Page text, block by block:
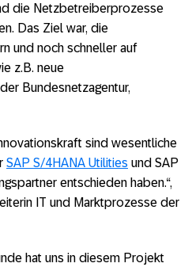
die Netzbetreiberprozesse
Das Ziel war, die
und noch schneller auf
z.B. neue
Bundesnetzagentur,
sind wesentliche
SAP S/4HANA Utilities und SAP
entschieden haben.“,
IT und Marktprozesse der
hat uns in diesem Projekt